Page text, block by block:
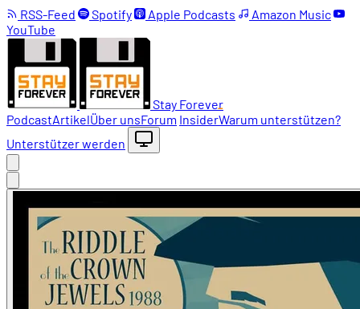
RSS-Feed Spotify Apple Podcasts
Amazon Music
YouTube
Stay Forever
PodcastArtikelÜber unsForum InsiderWarum unterstützen?
Unterstützer werden